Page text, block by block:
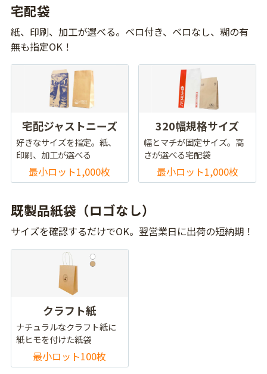
宅配袋
紙、印刷、加工が選べる。ベロ付き、ベロなし、糊の有
無も指定OK！
宅配ジャストニーズ
好きなサイズを指定。紙、
印刷、加工が選べる
最小ロット1,000枚
320幅規格サイズ
幅とマチが固定サイズ。高
さが選べる宅配袋
最小ロット1,000枚
既製品紙袋（ロゴなし）
サイズを確認するだけでOK。翌営業日に出荷の短納期！
クラフト紙
ナチュラルなクラフト紙に
紙ヒモを付けた紙袋
最小ロット100枚